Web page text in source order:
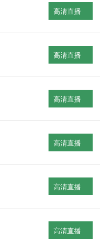
高清直播
高清直播
高清直播
高清直播
高清直播
高清直播